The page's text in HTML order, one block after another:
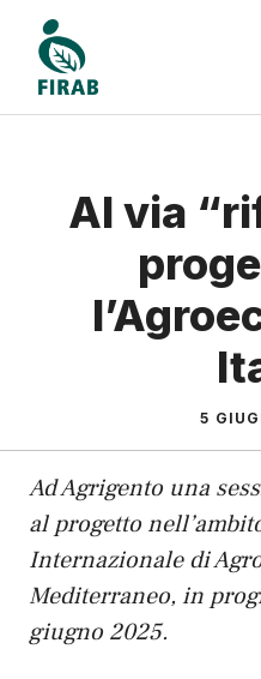
contenuto
Al via
5
Ad Agrigento una
al progetto
Internazionale di
Mediterraneo, in
giugno 2025.